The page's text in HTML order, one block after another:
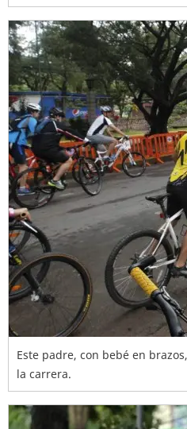
Este padre, con bebé en
la carrera.